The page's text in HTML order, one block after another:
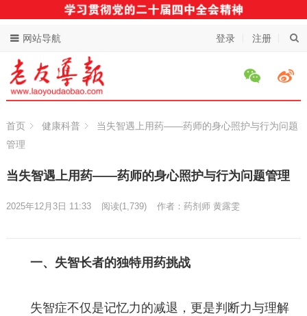
登录 注册
网站导航
首页 健康科普
当失智遇上用药——药师的身心照护与行为问题
管理
当失智遇上用药——药师的身心照护与行为问题管理
作者：药剂师 黄露雯
2025年12月3日 11:33 阅读(1,739)
一、失智长者的独特用药挑战
失智症不仅是记忆力的减退，更是判断力与理解